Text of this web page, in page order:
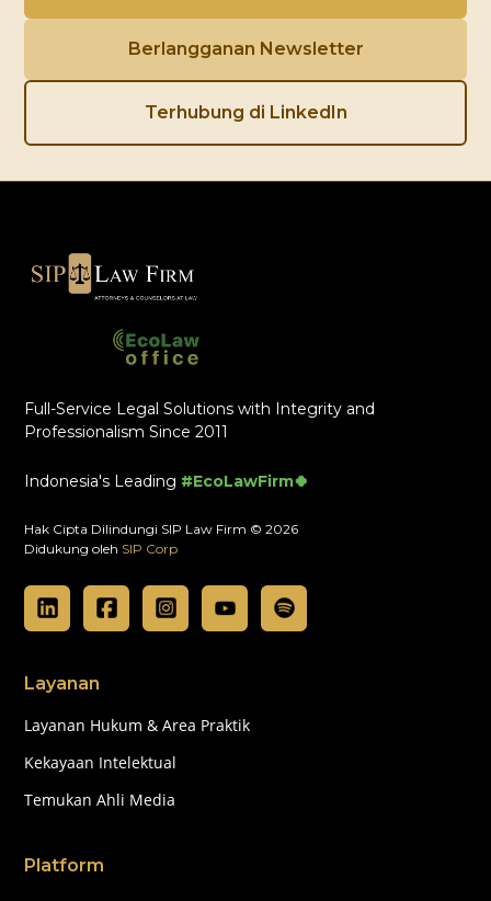
Berlangganan Newsletter
Terhubung di LinkedIn
Full-Service Legal Solutions with Integrity and
Professionalism Since 2011
Indonesia's Leading #EcoLawFirm🍀
Hak Cipta Dilindungi SIP Law Firm © 2026
Didukung oleh SIP Corp
Layanan
Layanan Hukum & Area Praktik
Kekayaan Intelektual
Temukan Ahli Media
Platform